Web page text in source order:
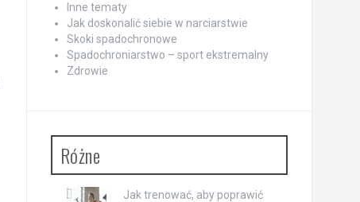
Inne tematy
Jak doskonalić siebie w narciarstwie
Skoki spadochronowe
Spadochroniarstwo – sport ekstremalny
Zdrowie
Różne
Jak trenować, aby poprawić